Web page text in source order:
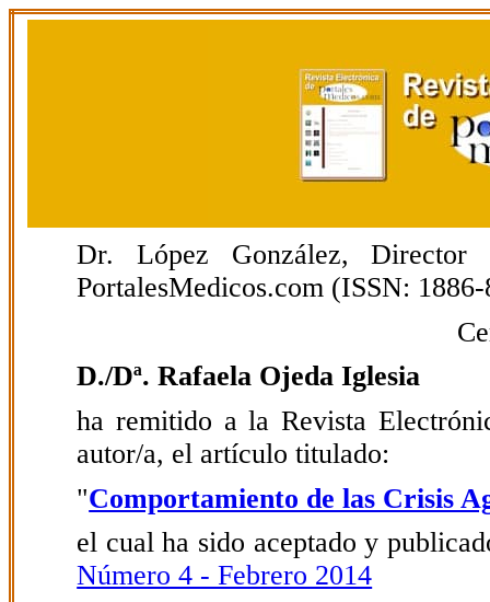
Dr. López González,
PortalesMedicos.com (ISSN:
D./Dª. Rafaela Ojeda Iglesia
ha remitido a la Revista
autor/a, el artículo titulado:
"Comportamiento de las Crisis
el cual ha sido aceptado y
Número 4 - Febrero 2014